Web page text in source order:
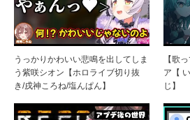
うっかりかわいい悲鳴を出してしま
う紫咲シオン【ホロライブ切り抜
き/戌神ころね/塩んぱん】
【歌
ア【
じ】